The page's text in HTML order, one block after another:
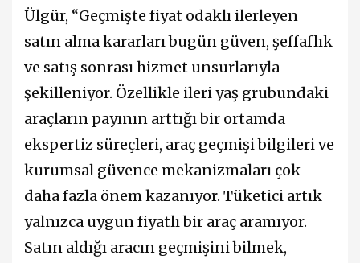
Ülgür, “Geçmişte fiyat odaklı ilerleyen
satın alma kararları bugün güven, şeffaflık
ve satış sonrası hizmet unsurlarıyla
şekilleniyor. Özellikle ileri yaş grubundaki
araçların payının arttığı bir ortamda
ekspertiz süreçleri, araç geçmişi bilgileri ve
kurumsal güvence mekanizmaları çok
daha fazla önem kazanıyor. Tüketici artık
yalnızca uygun fiyatlı bir araç aramıyor.
Satın aldığı aracın geçmişini bilmek,